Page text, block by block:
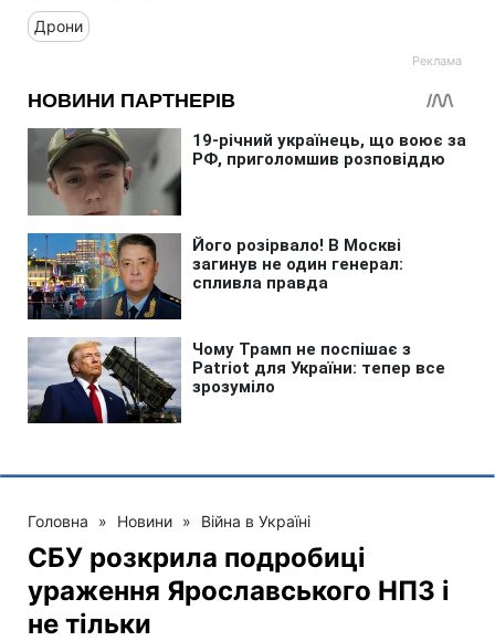
Дрони
Головна » Новини » Війна в Україні
СБУ розкрила подробиці
ураження Ярославського НПЗ і
не тільки